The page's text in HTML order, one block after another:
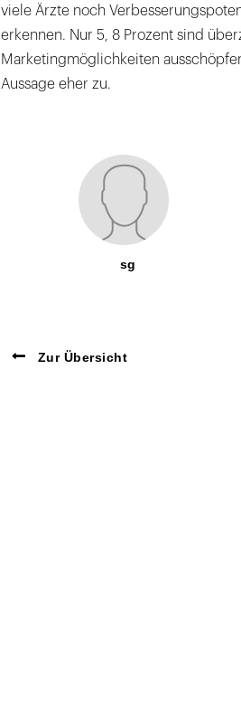
viele Ärzte noch
erkennen. Nur 5, 8 Prozent sind
Marketingmöglichkeiten
Aussage eher zu.
sg
Zur Übersicht